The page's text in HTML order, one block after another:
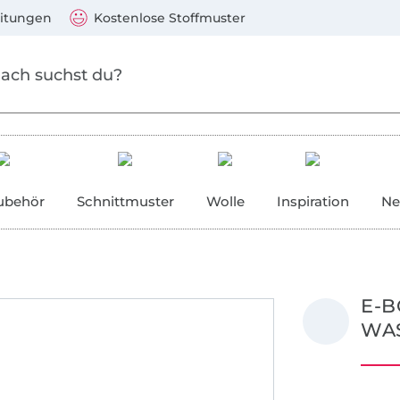
Kostenlose Stoffmuster
Schnittmuster Wolle Inspiration
E-
Mastercard, PayPal, Giropay, Kauf auf Rechnung,